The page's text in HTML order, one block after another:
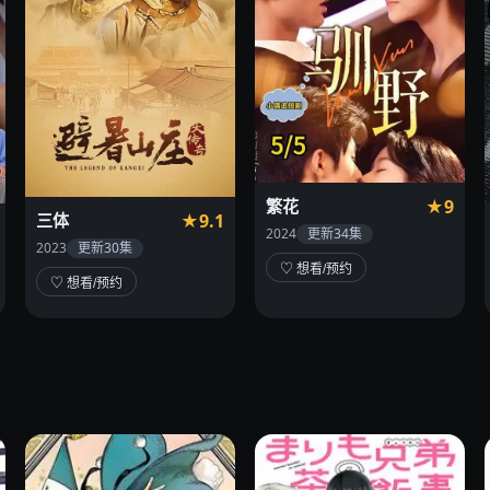
三体 ★9.1
2023 更新30集
♡ 想看/预约
繁花 ★9
2024 更新34集
♡ 想看/预约